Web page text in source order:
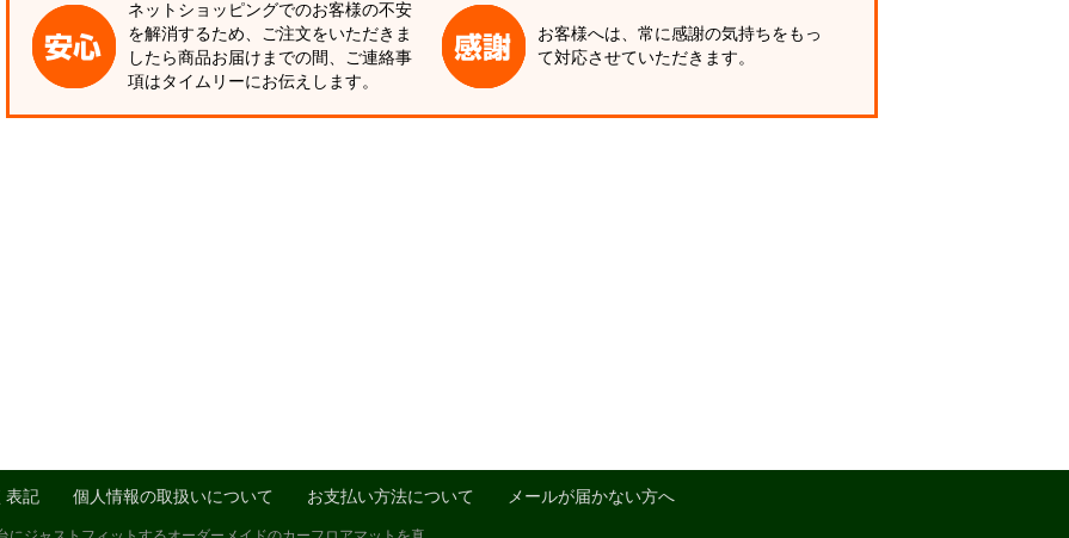
ネットショッピングでのお客様の不安
を解消するため、ご注文をいただきま
したら商品お届けまでの間、ご連絡事
項はタイムリーにお伝えします。
お客様へは、常に感謝の気持ちをもっ
て対応させていただきます。
表記 個人情報の取扱いについて お支払い方法について メールが届かない方へ